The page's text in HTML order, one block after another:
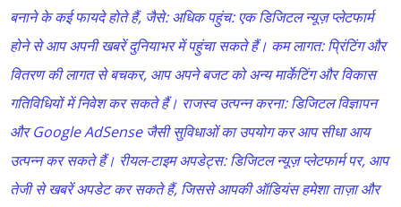
बनाने के कई फायदे होते हैं, जैसे: अधिक पहुंच: एक डिजिटल न्यूज़ प्लेटफार्म
होने से आप अपनी खबरें दुनियाभर में पहुंचा सकते हैं। कम लागत: प्रिंटिंग और
वितरण की लागत से बचकर, आप अपने बजट को अन्य मार्केटिंग और विकास
गतिविधियों में निवेश कर सकते हैं। राजस्व उत्पन्न करना: डिजिटल विज्ञापन
और Google AdSense जैसी सुविधाओं का उपयोग कर आप सीधा आय
उत्पन्न कर सकते हैं। रीयल-टाइम अपडेट्स: डिजिटल न्यूज़ प्लेटफार्म पर, आप
तेजी से खबरें अपडेट कर सकते हैं, जिससे आपकी ऑडियंस हमेशा ताज़ा और